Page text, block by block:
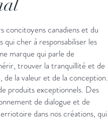
concitoyens canadiens et du
cher à responsabiliser les
marque qui parle de
trouver la tranquillité et de
la valeur et de la conception.
produits exceptionnels. Des
de dialogue et de
dans nos créations, qui